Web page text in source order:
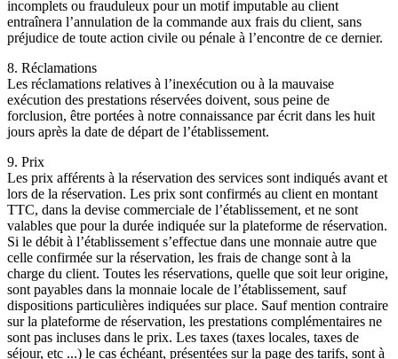
incomplets ou frauduleux pour un motif imputable au client
entraînera l’annulation de la commande aux frais du client, sans
préjudice de toute action civile ou pénale à l’encontre de ce dernier.
8. Réclamations
Les réclamations relatives à l’inexécution ou à la mauvaise
exécution des prestations réservées doivent, sous peine de
forclusion, être portées à notre connaissance par écrit dans les huit
jours après la date de départ de l’établissement.
9. Prix
Les prix afférents à la réservation des services sont indiqués avant et
lors de la réservation. Les prix sont confirmés au client en montant
TTC, dans la devise commerciale de l’établissement, et ne sont
valables que pour la durée indiquée sur la plateforme de réservation.
Si le débit à l’établissement s’effectue dans une monnaie autre que
celle confirmée sur la réservation, les frais de change sont à la
charge du client. Toutes les réservations, quelle que soit leur origine,
sont payables dans la monnaie locale de l’établissement, sauf
dispositions particulières indiquées sur place. Sauf mention contraire
sur la plateforme de réservation, les prestations complémentaires ne
sont pas incluses dans le prix. Les taxes (taxes locales, taxes de
séjour, etc ...) le cas échéant, présentées sur la page des tarifs, sont à